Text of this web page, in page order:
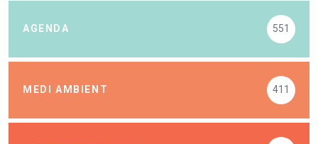
AGENDA 551
MEDI AMBIENT 411